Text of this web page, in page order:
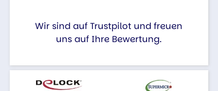
Wir sind auf Trustpilot und freuen
uns auf Ihre Bewertung.